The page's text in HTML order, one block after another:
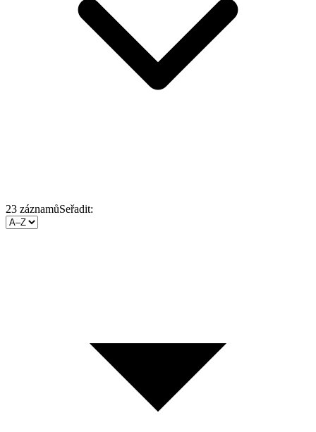
23 záznamůSeřadit: